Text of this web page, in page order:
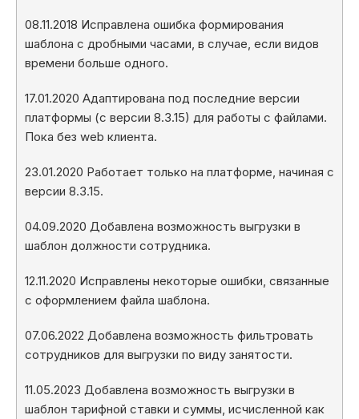
08.11.2018 Исправлена ошибка формирования
шаблона с дробными часами, в случае, если видов
времени больше одного.
17.01.2020 Адаптирована под последние версии
платформы (с версии 8.3.15) для работы с файлами.
Пока без web клиента.
23.01.2020 Работает только на платформе, начиная с
версии 8.3.15.
04.09.2020 Добавлена возможность выгрузки в
шаблон должности сотрудника.
12.11.2020 Исправлены некоторые ошибки, связанные
с оформлением файла шаблона.
07.06.2022 Добавлена возможность фильтровать
сотрудников для выгрузки по виду занятости.
11.05.2023 Добавлена возможность выгрузки в
шаблон тарифной ставки и суммы, исчисленной как